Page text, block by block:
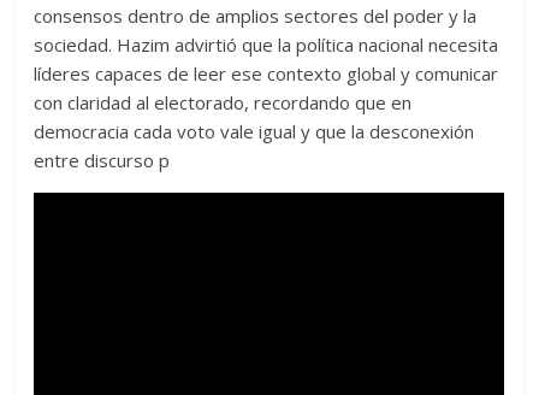
consensos dentro de amplios sectores del poder y la
sociedad. Hazim advirtió que la política nacional necesita
líderes capaces de leer ese contexto global y comunicar
con claridad al electorado, recordando que en
democracia cada voto vale igual y que la desconexión
entre discurso p